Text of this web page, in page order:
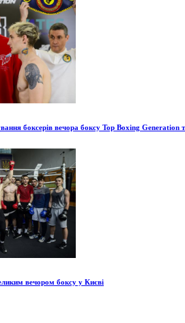
боксерів вечора боксу Top Boxing Generation
вечором боксу у Києві